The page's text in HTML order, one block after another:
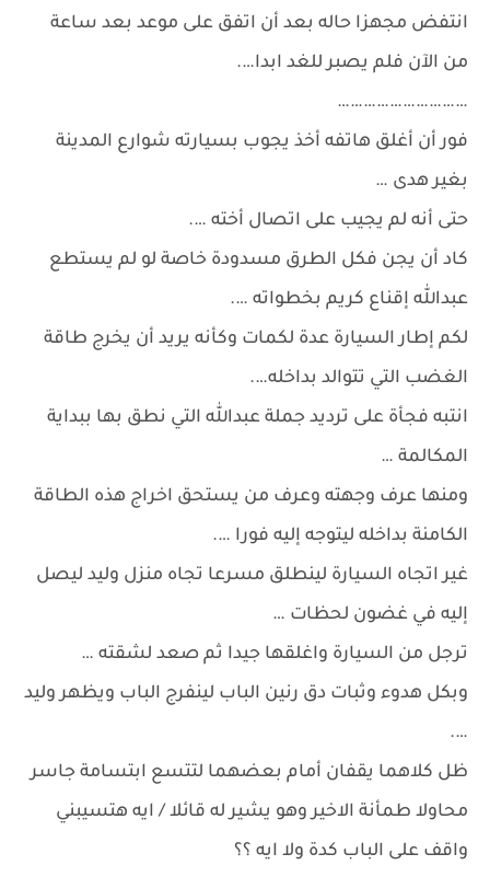
انتفض مجهزا حاله بعد أن اتفق على موعد بعد ساعة
من الآن فلم يصبر للغد ابدا….
…………………………
فور أن أغلق هاتفه أخذ يجوب بسيارته شوارع المدينة
بغير هدى …
حتى أنه لم يجيب على اتصال أخته ….
كاد أن يجن فكل الطرق مسدودة خاصة لو لم يستطع
عبدالله إقناع كريم بخطواته ….
لكم إطار السيارة عدة لكمات وكأنه يريد أن يخرج طاقة
الغضب التي تتوالد بداخله….
انتبه فجأة على ترديد جملة عبدالله التي نطق بها ببداية
المكالمة …
ومنها عرف وجهته وعرف من يستحق اخراج هذه الطاقة
الكامنة بداخله ليتوجه إليه فورا ….
غير اتجاه السيارة لينطلق مسرعا تجاه منزل وليد ليصل
إليه في غضون لحظات …
ترجل من السيارة واغلقها جيدا ثم صعد لشقته …
وبكل هدوء وثبات دق رنين الباب لينفرج الباب ويظهر وليد
….
ظل كلاهما يقفان أمام بعضهما لتتسع ابتسامة جاسر
محاولا طمأنة الاخير وهو يشير له قائلا / ايه هتسيبني
واقف على الباب كدة ولا ايه ؟؟